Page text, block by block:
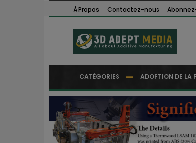
À Propos Contactez-nous
CATÉGORIES ADOPTION DE LA